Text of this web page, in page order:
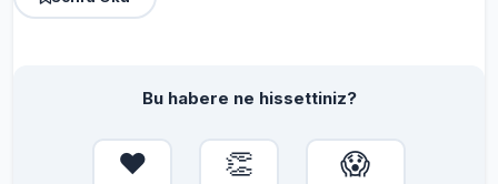
Bu habere ne hissettiniz?
❤️ 👏 😱